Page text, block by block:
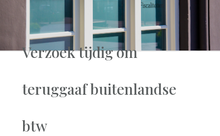
Verzoek tijdig om
teruggaaf buitenlandse
btw